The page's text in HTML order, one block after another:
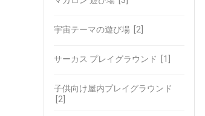
宇宙テーマの遊び場 [2]
サーカス プレイグラウンド [1]
子供向け屋内プレイグラウンド
[2]